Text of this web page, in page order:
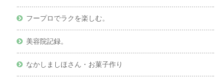
フープロでラクを楽しむ。
美容院記録。
なかしましほさん・お菓子作り